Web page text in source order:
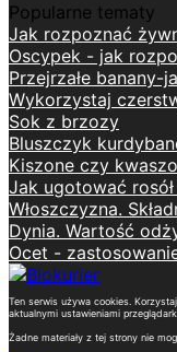
Popularne tematy
Jak rozpoznać
Oscypek - jak
Przejrzałe banany-
Wykorzystaj
Sok z brzozy
Bluszczyk
Kiszone czy
Jak ugotować rosół
Włoszczyzna.
Dynia. Wartość
Ocet -
Ten serwis używa cookies.
aktualnymi ustawieniami
Żadne materiały z tej strony nie